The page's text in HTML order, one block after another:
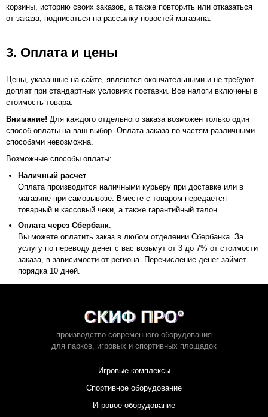
корзины, историю своих заказов, а также повторить или отказаться
от заказа, подписаться на рассылку новостей магазина.
3. Оплата и цены
Цены, указанные на сайте, являются окончательными и не требуют
доплат при стандартных условиях поставки. Все налоги включены в
стоимость товара.
Внимание! Для каждого отдельного заказа возможен только один
способ оплаты на ваш выбор. Оплата заказа по частям различными
способами невозможна.
Возможные способы оплаты:
Наличный расчет.
Оплата производится наличными курьеру при доставке или в
магазине при самовывозе. Вместе с товаром передается
товарный и кассовый чеки, а также гарантийный талон.
Оплата через Сбербанк
Вы можете оплатить заказ в любом отделении Сбербанка. За
услугу по переводу денег с вас возьмут от 3 до 7% от стоимости
заказа, в зависимости от региона. Перечисление денег займет
порядка 10 дней.
производство современного оборудования
для парков, игровых и спортивных площадок
Игровые комплексы
Спортивное оборудование
Игровое оборудование